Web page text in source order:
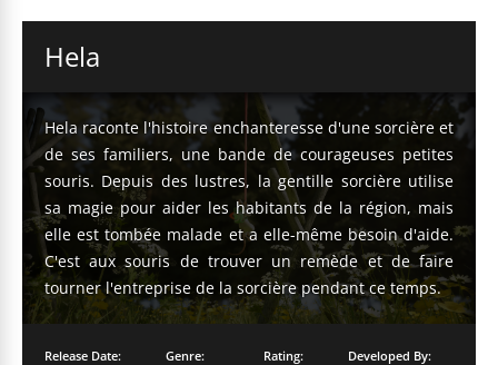
Hela
Hela raconte l'histoire enchanteresse d'une sorcière et
de ses familiers, une bande de courageuses petites
souris. Depuis des lustres, la gentille sorcière utilise
sa magie pour aider les habitants de la région, mais
elle est tombée malade et a elle-même besoin d'aide.
C'est aux souris de trouver un remède et de faire
tourner l'entreprise de la sorcière pendant ce temps.
Release Date:
Genre:
Rating:
Developed By: